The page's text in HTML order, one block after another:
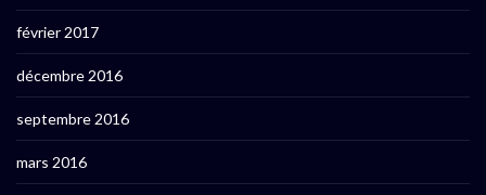
février 2017
décembre 2016
septembre 2016
mars 2016